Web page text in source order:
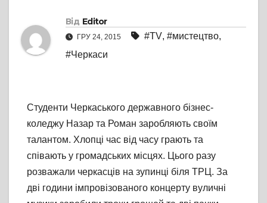
Від Editor
ГРУ 24, 2015 #TV, #мистецтво,
#Черкаси
Студенти Черкаського державного бізнес-
коледжу Назар та Роман заробляють своїм
талантом. Хлопці час від часу грають та
співають у громадських місцях. Цього разу
розважали черкасців на зупинці біля ТРЦ. За
дві години імпровізованого концерту вуличні